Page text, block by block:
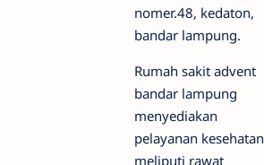
nomer.48, kedaton,
bandar lampung.
Rumah sakit advent
bandar lampung
menyediakan
pelayanan kesehatan
meliputi rawat